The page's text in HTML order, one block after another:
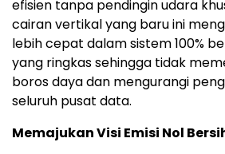
efisien tanpa pendingin udara
cairan vertikal yang baru ini
lebih cepat dalam sistem 100%
yang ringkas sehingga tidak
boros daya dan mengurangi
seluruh pusat data.
Memajukan Visi Emisi Nol